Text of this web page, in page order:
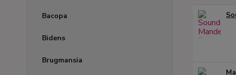
Bacopa
Bidens
Brugmansia